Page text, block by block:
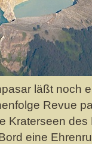
läßt noch
Revue
Kraterseen des
eine